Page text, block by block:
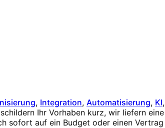
, Integration, Automatisierung, KI,
Ihr Vorhaben kurz, wir liefern eine
sofort auf ein Budget oder einen Vertrag